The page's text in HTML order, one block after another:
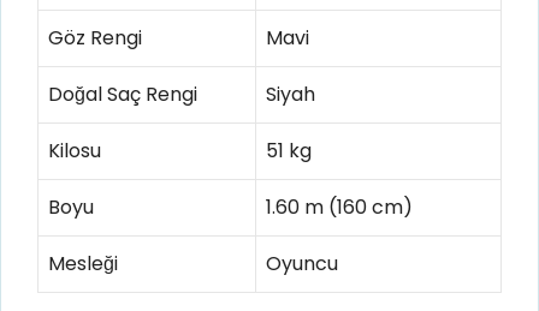
Göz Rengi Mavi
Doğal Saç Rengi Siyah
Kilosu 51 kg
Boyu 1.60 m (160 cm)
Mesleği Oyuncu